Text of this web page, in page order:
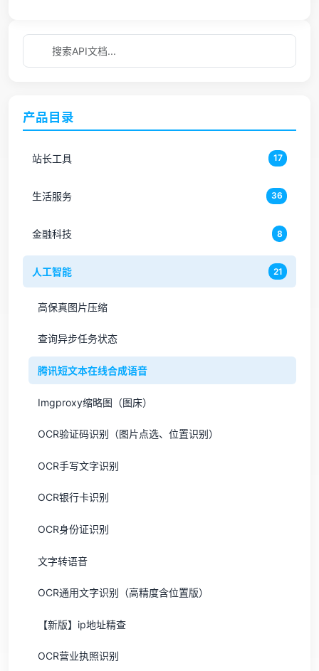
产品目录
站长工具 17
生活服务 36
金融科技 8
人工智能 21
高保真图片压缩
查询异步任务状态
腾讯短文本在线合成语音
Imgproxy缩略图（图床）
OCR验证码识别（图片点选、位置识别）
OCR手写文字识别
OCR银行卡识别
OCR身份证识别
文字转语音
OCR通用文字识别（高精度含位置版）
【新版】ip地址精查
OCR营业执照识别